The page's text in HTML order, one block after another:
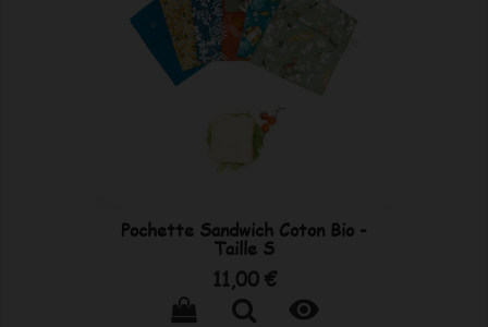
Pochette Sandwich Coton Bio -
Taille S
Prix
11,00 €
